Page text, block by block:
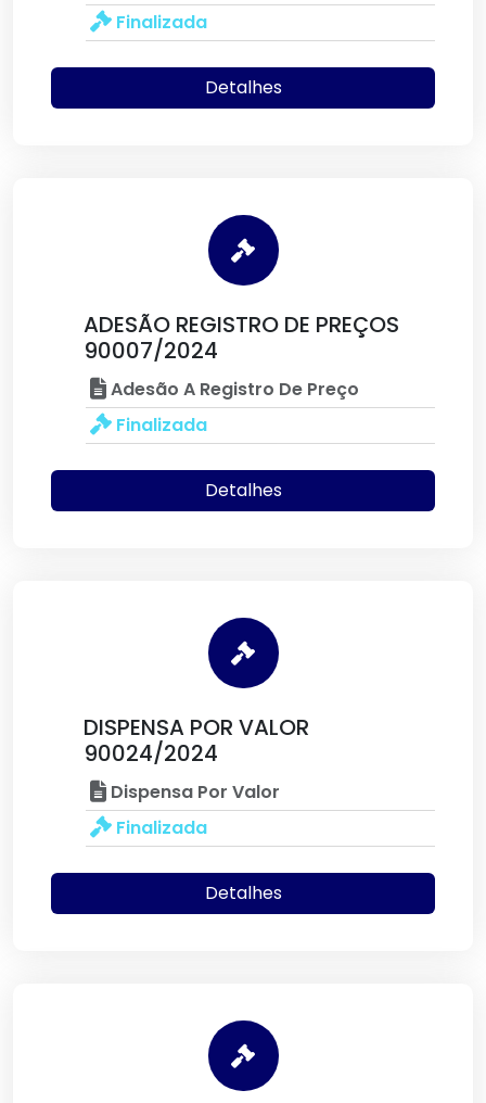
Finalizada
Detalhes
ADESÃO REGISTRO DE PREÇOS
90007/2024
Adesão A Registro De Preço
Finalizada
Detalhes
DISPENSA POR VALOR
90024/2024
Dispensa Por Valor
Finalizada
Detalhes